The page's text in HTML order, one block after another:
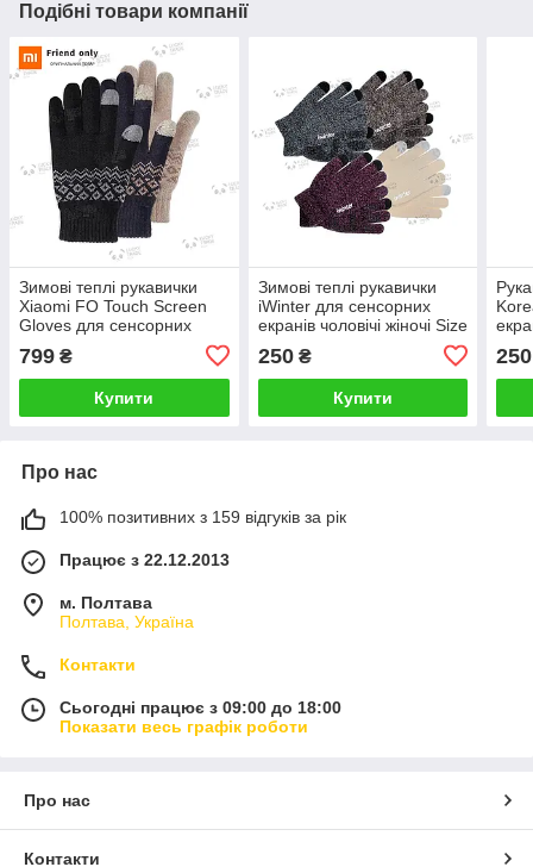
Подібні товари компанії
Зимові теплі рукавички
Xiaomi FO Touch Screen
Gloves для сенсорних
Колір на вибір
799 ₴
Купити
Зимові теплі рукавички
iWinter для сенсорних
екранів чоловічі жіночі Size
250₴
Купити
250
Про нас
100% позитивних з 159 відгуків за рік
Працює з 22.12.2013
м. Полтава
Полтава, Україна
Контакти
Сьогодні працює з 09:00 до 18:00
Показати весь графік роботи
Про нас
Контакти